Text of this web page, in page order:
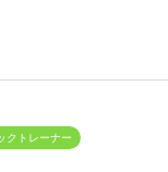
クトレーナー